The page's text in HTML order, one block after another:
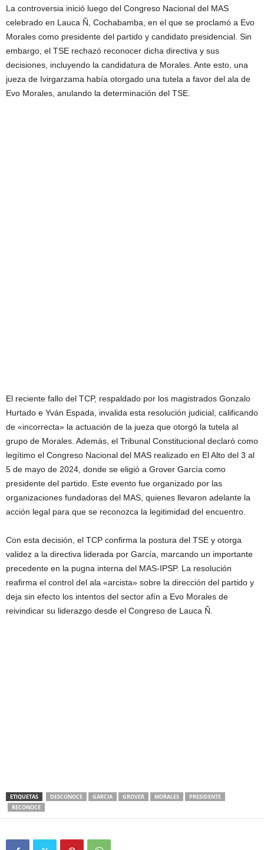
La controversia inició luego del Congreso Nacional del MAS
celebrado en Lauca Ñ, Cochabamba, en el que se proclamó a Evo
Morales como presidente del partido y candidato presidencial. Sin
embargo, el TSE rechazó reconocer dicha directiva y sus
decisiones, incluyendo la candidatura de Morales. Ante esto, una
jueza de Ivirgarzama había otorgado una tutela a favor del ala de
Evo Morales, anulando la determinación del TSE.
El reciente fallo del TCP, respaldado por los magistrados Gonzalo
Hurtado e Yván Espada, invalida esta resolución judicial, calificando
de «incorrecta» la actuación de la jueza que otorgó la tutela al
grupo de Morales. Además, el Tribunal Constitucional declaró como
legítimo el Congreso Nacional del MAS realizado en El Alto del 3 al
5 de mayo de 2024, donde se eligió a Grover García como
presidente del partido. Este evento fue organizado por las
organizaciones fundadoras del MAS, quienes llevaron adelante la
acción legal para que se reconozca la legitimidad del encuentro.
Con esta decisión, el TCP confirma la postura del TSE y otorga
validez a la directiva liderada por García, marcando un importante
precedente en la pugna interna del MAS-IPSP. La resolución
reafirma el control del ala «arcista» sobre la dirección del partido y
deja sin efecto los intentos del sector afín a Evo Morales de
reivindicar su liderazgo desde el Congreso de Lauca Ñ.
ETIQUETAS DESCONOCE GARCIA GROVER MORALES
PRESIDENTE
RECONOCE